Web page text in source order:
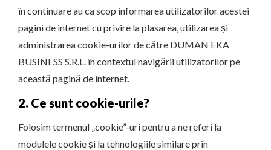
în continuare au ca scop informarea utilizatorilor acestei
pagini de internet cu privire la plasarea, utilizarea și
administrarea cookie-urilor de către DUMAN EKA
BUSINESS S.R.L. în contextul navigării utilizatorilor pe
această pagină de internet.
2. Ce sunt cookie-urile?
Folosim termenul „cookie”-uri pentru a ne referi la
modulele cookie și la tehnologiile similare prin